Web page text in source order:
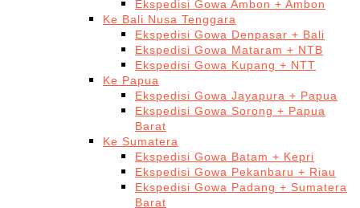
Ekspedisi Gowa Ambon + Ambon
Ke Bali Nusa Tenggara
Ekspedisi Gowa Denpasar + Bali
Ekspedisi Gowa Mataram + NTB
Ekspedisi Gowa Kupang + NTT
Ke Papua
Ekspedisi Gowa Jayapura + Papua
Ekspedisi Gowa Sorong + Papua
Barat
Ke Sumatera
Ekspedisi Gowa Batam + Kepri
Ekspedisi Gowa Pekanbaru + Riau
Ekspedisi Gowa Padang + Sumatera
Barat